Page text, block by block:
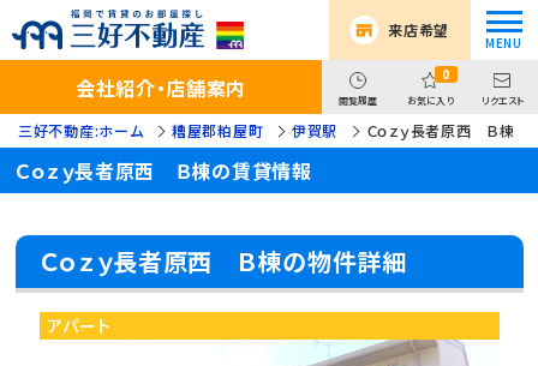
来店希望
会社紹介・店舗案内 閲覧履歴
0
お気に入り リクエスト
三好不動産:ホーム 糟屋郡粕屋町 伊賀駅 Ｃｏｚｙ長者原西 Ｂ棟
Ｃｏｚｙ長者原西 Ｂ棟の賃貸情報
Ｃｏｚｙ長者原西 Ｂ棟の物件詳細
アパート